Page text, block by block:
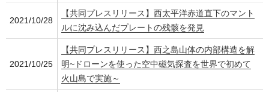
2021/10/28
【共同プレスリリース】西太平洋赤道直下のマント
ルに沈み込んだプレートの残骸を発見
2021/10/25
【共同プレスリリース】西之島山体の内部構造を解
明~ドローンを使った空中磁気探査を世界で初めて
火山島で実施～